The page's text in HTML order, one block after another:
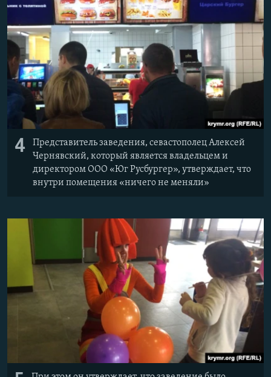
4
Представитель заведения, севастополец Алексей
Чернявский, который является владельцем и
директором ООО «Юг Русбургер», утверждает, что
внутри помещения «ничего не меняли»